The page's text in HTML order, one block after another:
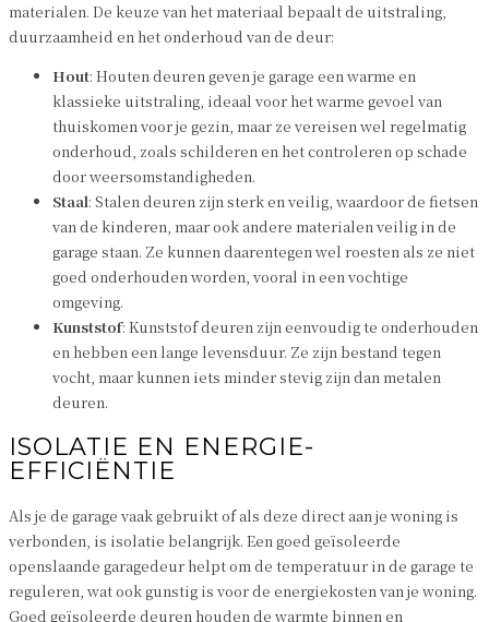
materialen. De keuze van het materiaal bepaalt de uitstraling,
duurzaamheid en het onderhoud van de deur:
Hout: Houten deuren geven je garage een warme en
klassieke uitstraling, ideaal voor het warme gevoel van
thuiskomen voor je gezin, maar ze vereisen wel regelmatig
onderhoud, zoals schilderen en het controleren op schade
door weersomstandigheden.
Staal: Stalen deuren zijn sterk en veilig, waardoor de fietsen
van de kinderen, maar ook andere materialen veilig in de
garage staan. Ze kunnen daarentegen wel roesten als ze niet
goed onderhouden worden, vooral in een vochtige
omgeving.
Kunststof: Kunststof deuren zijn eenvoudig te onderhouden
en hebben een lange levensduur. Ze zijn bestand tegen
vocht, maar kunnen iets minder stevig zijn dan metalen
deuren.
ISOLATIE EN ENERGIE-
EFFICIËNTIE
Als je de garage vaak gebruikt of als deze direct aan je woning is
verbonden, is isolatie belangrijk. Een goed geïsoleerde
openslaande garagedeur helpt om de temperatuur in de garage te
reguleren, wat ook gunstig is voor de energiekosten van je woning.
Goed geïsoleerde deuren houden de warmte binnen en